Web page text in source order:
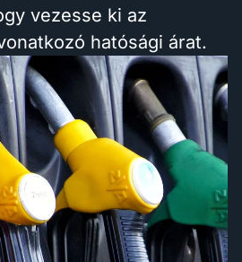
vezesse ki az
hatósági árat.